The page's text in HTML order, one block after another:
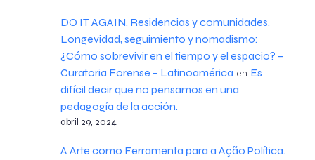
DO IT AGAIN. Residencias y comunidades.
Longevidad, seguimiento y nomadismo:
¿Cómo sobrevivir en el tiempo y el espacio? –
Curatoria Forense – Latinoamérica en Es
difícil decir que no pensamos en una
pedagogía de la acción.
abril 29, 2024
A Arte como Ferramenta para a Ação Política.